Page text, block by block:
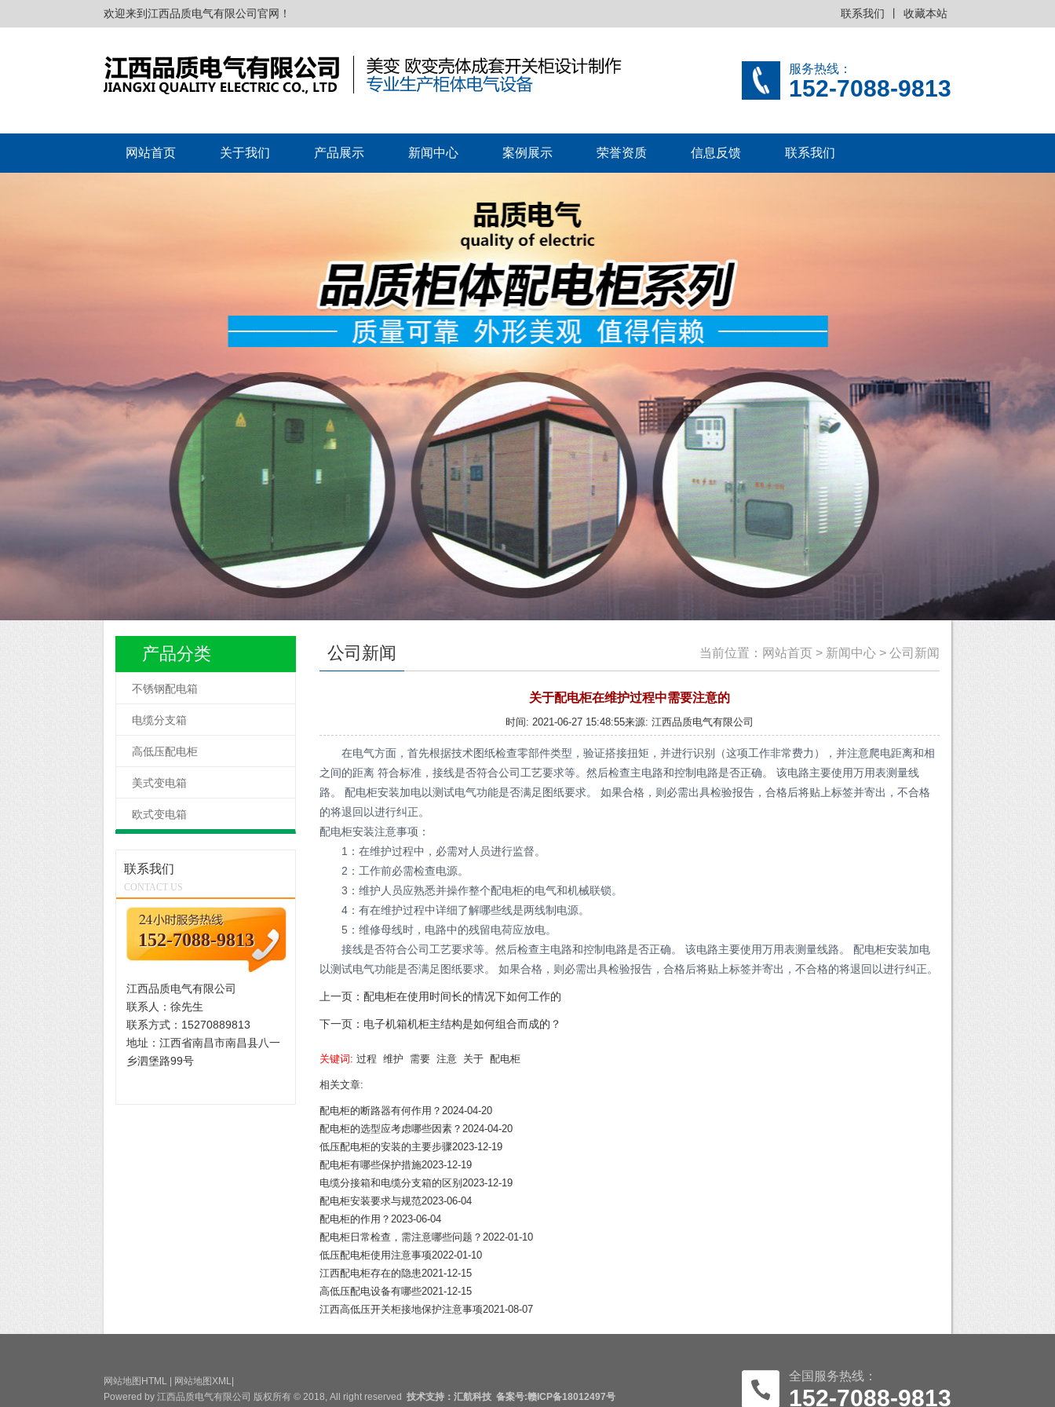
联系我们 收藏本站
欢迎来到江西品质电气有限公司官网！
服务热线：
152-7088-9813
网站首页 关于我们 产品展示 新闻中心 案例展示 荣誉资质 信息反馈 联系我们
当前位置： 网站首页 > 新闻中心 > 公司新闻
公司新闻
关于配电柜在维护过程中需要注意的
时间: 2021-06-27 15:48:55来源: 江西品质电气有限公司
在电气方面，首先根据技术图纸检查零部件类型，验证搭接扭矩，并进行识别（这项工作非常费力），并注意爬电距离和相
之间的距离 符合标准，接线是否符合公司工艺要求等。然后检查主电路和控制电路是否正确。 该电路主要使用万用表测量线
路。 配电柜安装加电以测试电气功能是否满足图纸要求。 如果合格，则必需出具检验报告，合格后将贴上标签并寄出，不合格
的将退回以进行纠正。
配电柜安装注意事项：
1：在维护过程中，必需对人员进行监督。
2：工作前必需检查电源。
3：维护人员应熟悉并操作整个配电柜的电气和机械联锁。
4：有在维护过程中详细了解哪些线是两线制电源。
5：维修母线时，电路中的残留电荷应放电。
接线是否符合公司工艺要求等。然后检查主电路和控制电路是否正确。 该电路主要使用万用表测量线路。 配电柜安装加电
以测试电气功能是否满足图纸要求。 如果合格，则必需出具检验报告，合格后将贴上标签并寄出，不合格的将退回以进行纠正。
上一页： 配电柜在使用时间长的情况下如何工作的
下一页： 电子机箱机柜主结构是如何组合而成的？
关键词: 过程 维护 需要 注意 关于 配电柜
相关文章:
配电柜的断路器有何作用？ 2024-04-20
配电柜的选型应考虑哪些因素？ 2024-04-20
低压配电柜的安装的主要步骤2023-12-19
配电柜有哪些保护措施2023-12-19
电缆分接箱和电缆分支箱的区别 2023-12-19
配电柜安装要求与规范2023-06-04
配电柜的作用？ 2023-06-04
配电柜日常检查，需注意哪些问题？ 2022-01-10
低压配电柜使用注意事项2022-01-10
江西配电柜存在的隐患2021-12-15
高低压配电设备有哪些2021-12-15
江西高低压开关柜接地保护注意事项2021-08-07
产品分类
不锈钢配电箱
电缆分支箱
高低压配电柜
美式变电箱
欧式变电箱
联系我们
CONTACT US
152-7088-9813
江西品质电气有限公司
联系人：徐先生
联系方式：15270889813
地址：江西省南昌市南昌县八一
乡泗堡路99号
全国服务热线：
152-7088-9813
网站地图HTML 网站地图XML
Powered by 江西品质电气有限公司 版权所有 © 2018, All right reserved 技术支持：汇航科技 备案号:赣ICP备18012497号